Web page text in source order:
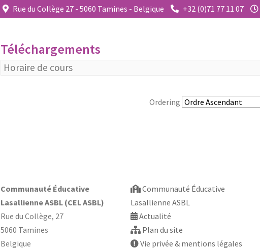
Rue du Collège 27 - 5060 Tamines - Belgique +32 (0)71 77 11 07
Téléchargements
Horaire de cours
Ordering
Communauté Éducative
Lasallienne ASBL (CEL ASBL)
Rue du Collège, 27
5060 Tamines
Belgique
Communauté Éducative
Lasallienne ASBL
Actualité
Plan du site
Vie privée & mentions légales